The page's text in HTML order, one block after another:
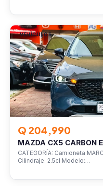
VEHÍCULOS
Q 204,990
MAZDA CX5 CARBON
CATEGORÍA: Camioneta
Cilindraje: 2.5cl Modelo:…